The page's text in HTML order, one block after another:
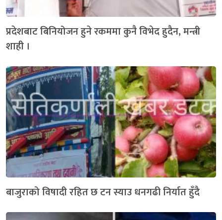
प्रदेशबाट बिनियोजन हुने रकममा कुनै विभेद हुदैन, मन्त्री
शाही ।
बाजुराको विषादी रहित छ टन स्याउ धनगढी निर्यात हुँदै